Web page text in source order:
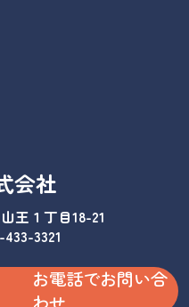
会社
王１丁目18-21
3321
お電話でお問い合